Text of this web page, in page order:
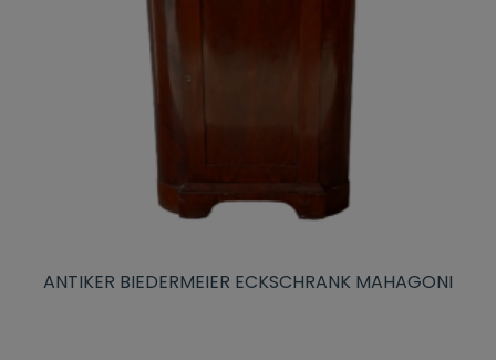
ANTIKER BIEDERMEIER ECKSCHRANK MAHAGONI